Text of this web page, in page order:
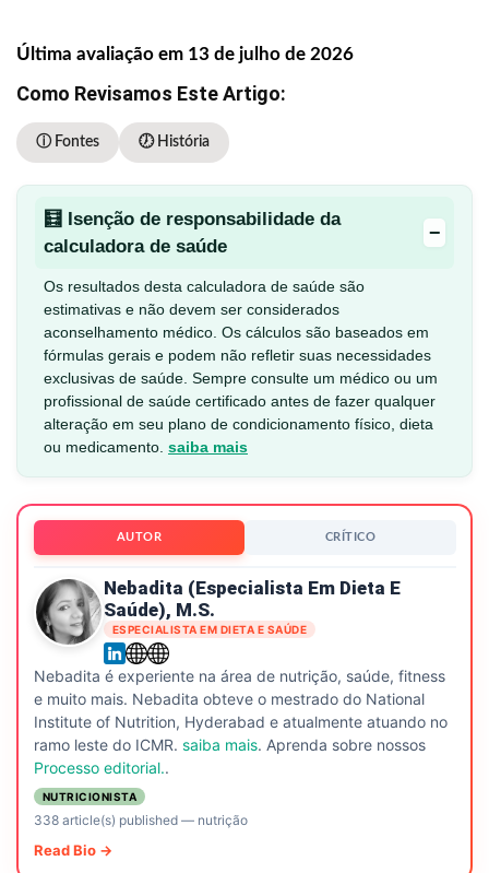
Última avaliação em 13 de julho de 2026
Como Revisamos Este Artigo:
ⓘ Fontes 🕖 História
🧮 Isenção de responsabilidade da
calculadora de saúde
−
Os resultados desta calculadora de saúde são
estimativas e não devem ser considerados
aconselhamento médico. Os cálculos são baseados em
fórmulas gerais e podem não refletir suas necessidades
exclusivas de saúde. Sempre consulte um médico ou um
profissional de saúde certificado antes de fazer qualquer
alteração em seu plano de condicionamento físico, dieta
ou medicamento. saiba mais
AUTOR CRÍTICO
Nebadita (especialista Em Dieta E
Saúde), M.S.
ESPECIALISTA EM DIETA E SAÚDE
Nebadita é experiente na área de nutrição, saúde, fitness
e muito mais. Nebadita obteve o mestrado do National
Institute of Nutrition, Hyderabad e atualmente atuando no
ramo leste do ICMR. saiba mais. Aprenda sobre nossos
Processo editorial..
NUTRICIONISTA
338 article(s) published— nutrição
Read Bio →